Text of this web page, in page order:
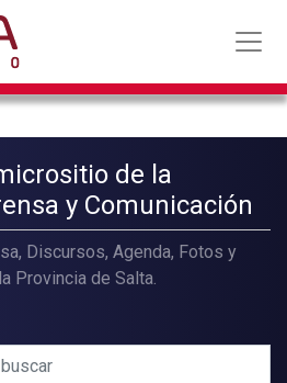
de la
y Comunicación
Discursos, Agenda, Fotos y
Provincia de Salta.